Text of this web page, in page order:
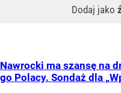
Dodaj jako
Nawrocki ma szansę na
go Polacy. Sondaż dla